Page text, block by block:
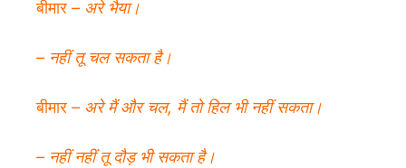
बीमार – अरे भैया।
– नहीं तू चल सकता है।
बीमार – अरे मैं और चल, मैं तो हिल भी नहीं सकता।
– नहीं नहीं तू दौड़ भी सकता है।